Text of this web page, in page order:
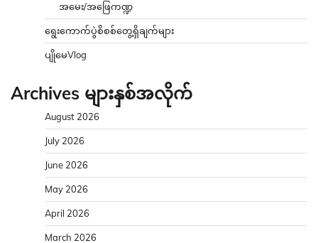
အမေး/အဖြေကဏ္ဍ
ရွေးကောက်ပွဲစိစစ်တွေ့ရှိချက်များ
ပျိုမေVlog
Archives များနှစ်အလိုက်
August 2026
July 2026
June 2026
May 2026
April 2026
March 2026